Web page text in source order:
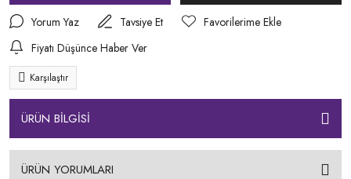
Yorum Yaz
Tavsiye Et
Fiyatı Düşünce Haber Ver
Karşılaştır
ÜRÜN BİLGİSİ
ÜRÜN YORUMLARI